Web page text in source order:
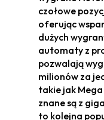
czołowe
oferując
dużych
automaty z
pozwalają
milionów za
takie jak
znane są z
to kolejna